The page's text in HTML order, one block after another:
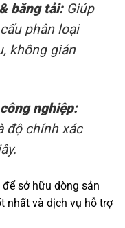
băng tải:Giúp
phân loại
không gián
nghiệp:
độ chính xác
sở hữu dòng sản
nhất và dịch vụ hỗ trợ